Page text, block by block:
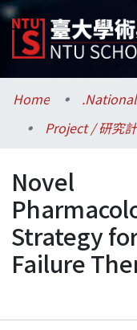
Communities &
Research Outputs
Fundings &
Researchers
Organizations
Home
Project / 研究
Novel
Strategy
Failure